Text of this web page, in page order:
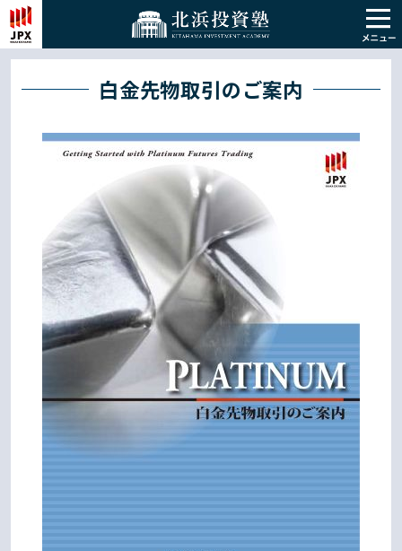
白金先物取引のご案内